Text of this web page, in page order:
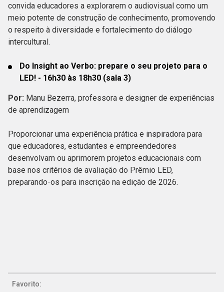
convida educadores a explorarem o audiovisual como um
meio potente de construção de conhecimento, promovendo
o respeito à diversidade e fortalecimento do diálogo
intercultural.
Do Insight ao Verbo: prepare o seu projeto para o
LED! - 16h30 às 18h30 (sala 3)
Por: Manu Bezerra, professora e designer de experiências
de aprendizagem
Proporcionar uma experiência prática e inspiradora para
que educadores, estudantes e empreendedores
desenvolvam ou aprimorem projetos educacionais com
base nos critérios de avaliação do Prêmio LED,
preparando-os para inscrição na edição de 2026.
Favorito: